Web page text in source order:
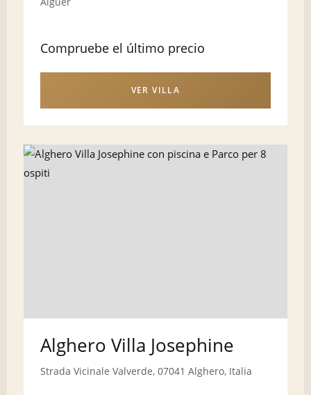
Compruebe el último precio
VER VILLA
Alghero Villa Josephine
Strada Vicinale Valverde, 07041 Alghero, Italia